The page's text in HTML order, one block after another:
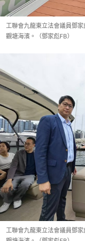
工聯會九龍東立法會議員鄧
觀塘海濱。（鄧家彪FB）
工聯會九龍東立法會議員鄧